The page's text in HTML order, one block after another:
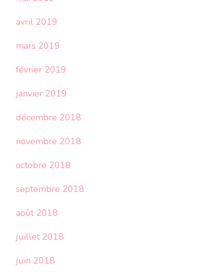
avril 2019
mars 2019
février 2019
janvier 2019
décembre 2018
novembre 2018
octobre 2018
septembre 2018
août 2018
juillet 2018
juin 2018